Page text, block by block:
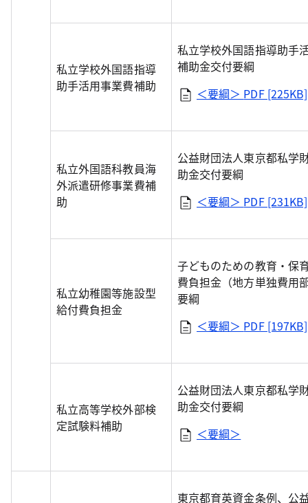
私立学校外国語指導
助手活用事業費補助
私立学校外国語指導助手
補助金交付要綱
＜要綱＞ PDF [225KB]
私立外国語科教員海
外派遣研修事業費補
助
公益財団法人東京都私学
助金交付要綱
＜要綱＞ PDF [231KB]
私立幼稚園等施設型
給付費負担金
子どものための教育・保
費負担金（地方単独費用
要綱
＜要綱＞ PDF [197KB]
私立高等学校外部検
定試験料補助
公益財団法人東京都私学
助金交付要綱
＜要綱＞
東京都育英資金条例、公